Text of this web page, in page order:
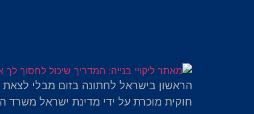
הראשון בישראל לחתונה בזום מבלי
חוקית מוכרת על ידי מדינת ישראל משרד